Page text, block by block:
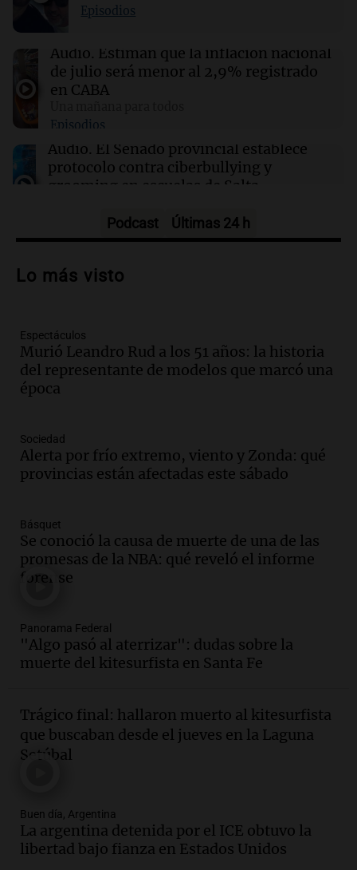
Del fitness a la longevidad: por qué crece el
consumo de alimentos con proteínas
09:15 Recetas
Descubre cómo hacer helados artesanales en
Episodios
Audio. Estiman que la inflación nacional
de julio será menor al 2,9% registrado
en CABA
Episodios
Audio. El Senado provincial establece
protocolo contra ciberbullying y
grooming en escuelas de Salta
Audio.Desayuno ideal: nutrición
el ayuno nocturno
Audio.
Altas Cumbres: rescataron a una
cabra que llevaba ocho días atrapada en
un precipicio
Una mañana para todos
Audio.
ante la detención y deportación en
Estados Unidos
Audio. Chile planteó mejorar la
conectividad fronteriza, aérea y digital
con Jujuy
Panorama Federal
Audio.Del fitness a la longevidad: por
qué crece el consumo de alimentos con
proteínas
Audio.Investigan un asalto millonario a
la cooperativa Talamochita en Villa
María
Audio.La construcción en Argentina
cayó 4,1% en junio pero acumula un
aumento del 2,8% en el semestre
Podcast Últimas 24 h
Lo más visto
Espectáculos
Murió Leandro Rud a los 51 años: la historia
del representante de modelos que marcó una
época
Sociedad
Alerta por frío extremo, viento y Zonda: qué
provincias están afectadas este sábado
Básquet
Se conoció la causa de muerte de una de las
promesas de la NBA: qué reveló el informe
forense
Panorama Federal
"Algo pasó al aterrizar": dudas sobre la
muerte del kitesurfista en Santa Fe
Trágico final: hallaron muerto al kitesurfista
que buscaban desde el jueves en la Laguna
Setúbal
Buen día, Argentina
La argentina detenida por el ICE obtuvo la
libertad bajo fianza en Estados Unidos